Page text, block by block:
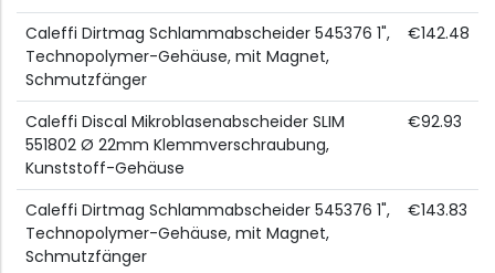
Caleffi Dirtmag Schlammabscheider 545376 1",
Technopolymer-Gehäuse, mit Magnet,
Schmutzfänger
€142.48
Caleffi Discal Mikroblasenabscheider SLIM
551802 Ø 22mm Klemmverschraubung,
Kunststoff-Gehäuse
€92.93
Caleffi Dirtmag Schlammabscheider 545376 1",
Technopolymer-Gehäuse, mit Magnet,
Schmutzfänger
€143.83